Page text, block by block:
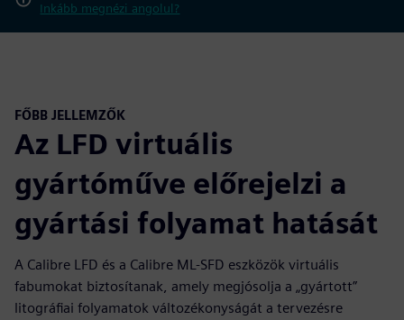
Inkább megnézi angolul?
FŐBB JELLEMZŐK
Az LFD virtuális
gyártóműve előrejelzi a
gyártási folyamat hatását
A Calibre LFD és a Calibre ML-SFD eszközök virtuális
fabumokat biztosítanak, amely megjósolja a „gyártott”
litográfiai folyamatok változékonyságát a tervezésre